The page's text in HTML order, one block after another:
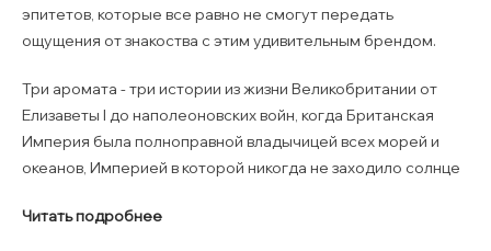
эпитетов, которые все равно не смогут передать
ощущения от знакоства с этим удивительным брендом.
Три аромата - три истории из жизни Великобритании от
Елизаветы I до наполеоновских войн, когда Британская
Империя была полноправной владычицей всех морей и
океанов, Империей в которой никогда не заходило солнце
Читать подробнее